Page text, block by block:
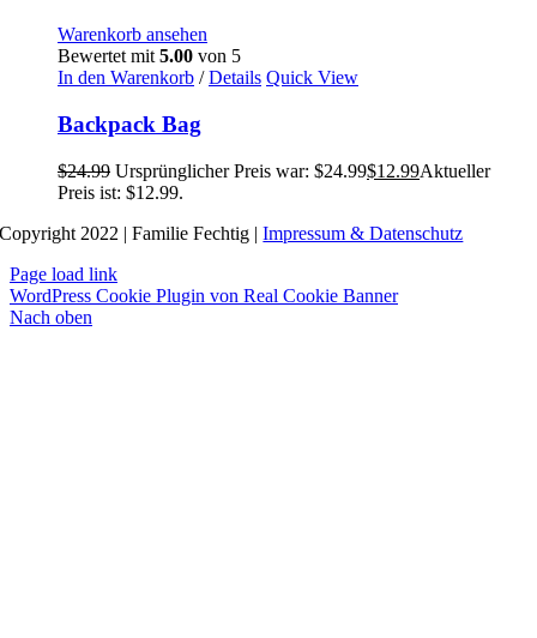
Warenkorb ansehen
Bewertet mit 5.00 von 5
In den Warenkorb / Details Quick View
Backpack Bag
$24.99 Ursprünglicher Preis war: $24.99$12.99Aktueller
Preis ist: $12.99.
Copyright 2022 | Familie Fechtig |Impressum & Datenschutz
Page load link
WordPress Cookie Plugin von Real Cookie Banner
Nach oben